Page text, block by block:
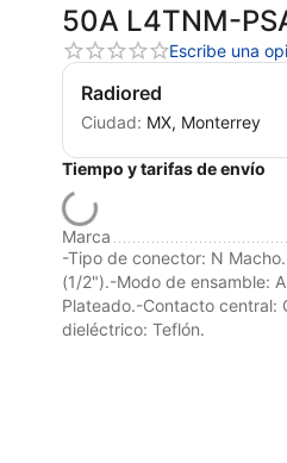
50A L4TNM-
Escribe una
Radiored
Ciudad: MX, Monterrey
Tiempo y tarifas de envío
Marca
-Tipo de conector: N
(1/2").-Modo de ensamble:
Plateado.-Contacto central:
dieléctrico: Teflón.